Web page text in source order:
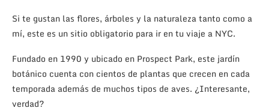
Si te gustan las flores, árboles y la naturaleza tanto como a
mí, este es un sitio obligatorio para ir en tu viaje a NYC.
Fundado en 1990 y ubicado en Prospect Park, este jardín
botánico cuenta con cientos de plantas que crecen en cada
temporada además de muchos tipos de aves. ¿Interesante,
verdad?